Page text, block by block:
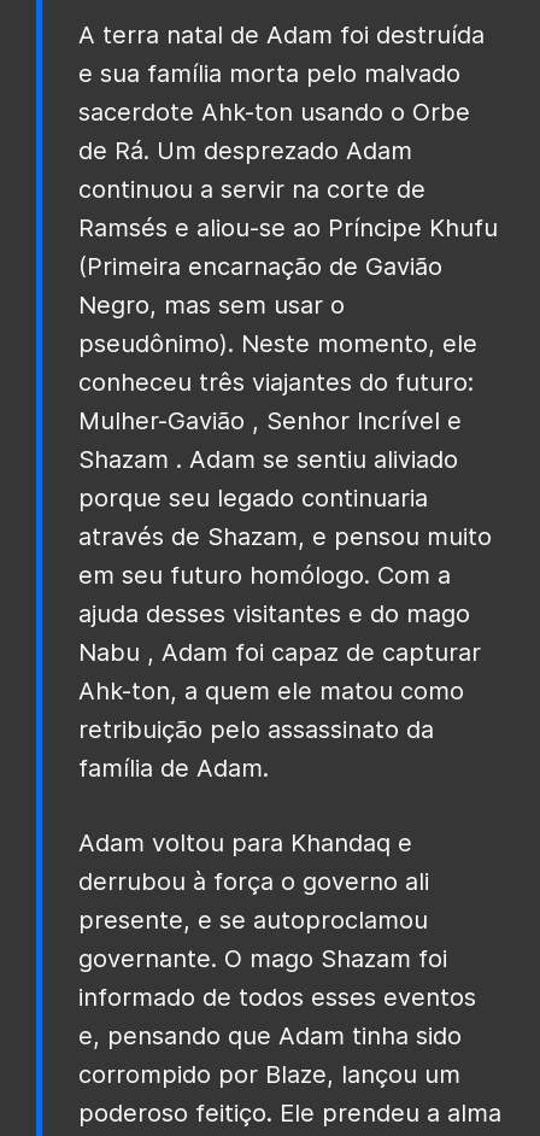
A terra natal de Adam foi destruída
e sua família morta pelo malvado
sacerdote Ahk-ton usando o Orbe
de Rá. Um desprezado Adam
continuou a servir na corte de
Ramsés e aliou-se ao Príncipe Khufu
(Primeira encarnação de Gavião
Negro, mas sem usar o
pseudônimo). Neste momento, ele
conheceu três viajantes do futuro:
Mulher-Gavião , Senhor Incrível e
Shazam . Adam se sentiu aliviado
porque seu legado continuaria
através de Shazam, e pensou muito
em seu futuro homólogo. Com a
ajuda desses visitantes e do mago
Nabu , Adam foi capaz de capturar
Ahk-ton, a quem ele matou como
retribuição pelo assassinato da
família de Adam.
Adam voltou para Khandaq e
derrubou à força o governo ali
presente, e se autoproclamou
governante. O mago Shazam foi
informado de todos esses eventos
e, pensando que Adam tinha sido
corrompido por Blaze, lançou um
poderoso feitiço. Ele prendeu a alma